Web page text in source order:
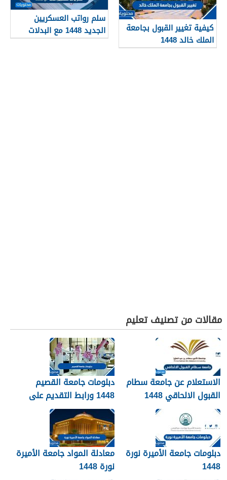
كيفية تغيير القبول بجامعة
الملك خالد 1448
سلم رواتب العسكريين
الجديد 1448 مع البدلات
مقالات من تصنيف تعليم
الاستعلام عن جامعة سطام
القبول الالحاقي 1448
دبلومات جامعة القصيم
1448 ورابط التقديم على
دبلومات جامعة القصيم
qudcss.com
دبلومات جامعة الأميرة نورة
1448
معادلة المواد جامعة الأميرة
نورة 1448